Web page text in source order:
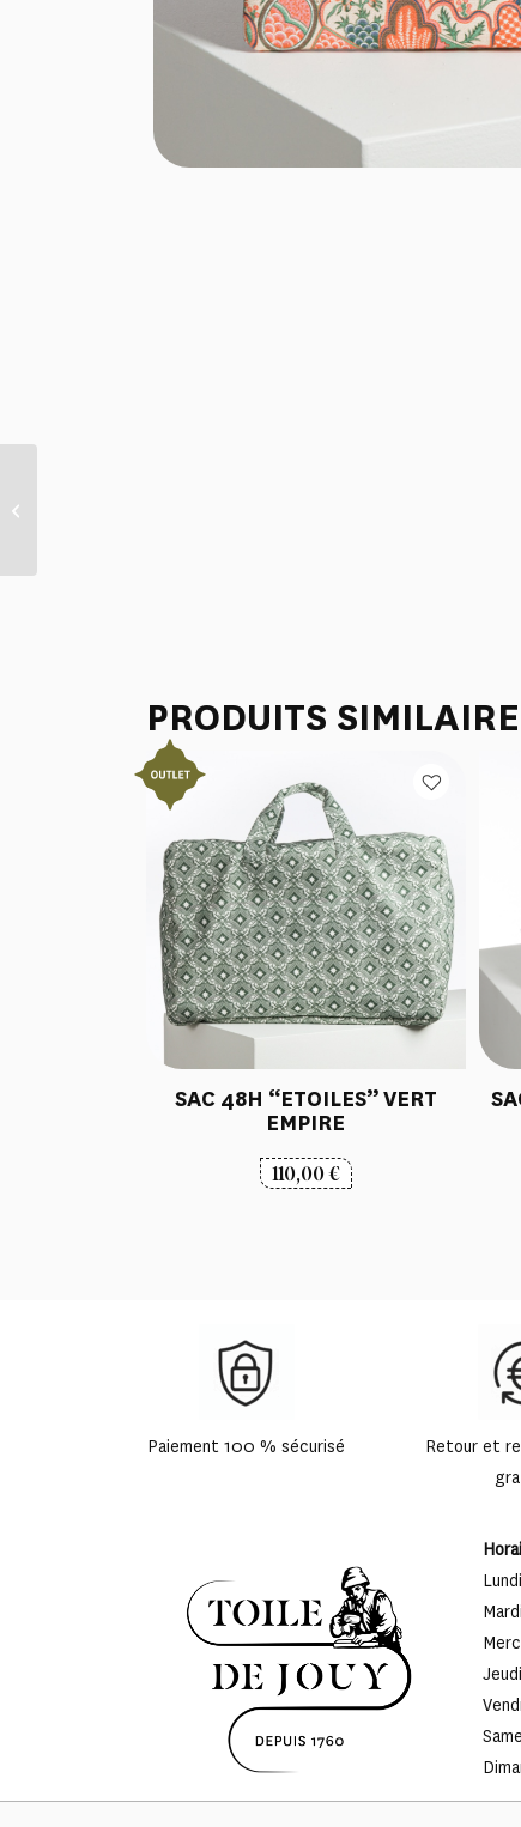
PRODUITS
SAC 48H “ETOILES” VERT
EMPIRE
110,00€
Paiement 100 % sécurisé
Retour et